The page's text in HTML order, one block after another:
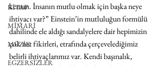
KİTAP
MİMARİ
MÜZİK
EGZERSİZLER
keman. İnsanın mutlu olmak için başka neye
ihtiyacı var?” Einstein’in mutluluğun formülü
dahilinde ele aldığı sandalyelere dair hepimizin
çok net fikirleri, etrafında çerçevelediğimiz
belirli ihtiyaçlarımız var. Kendi başınalık,